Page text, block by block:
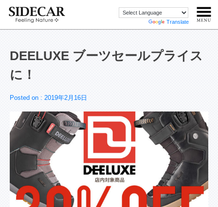
Translate
DEELUXE ブーツセールプライス
に！
Posted on : 2019年2月16日